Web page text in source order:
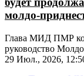
молдо-
Глава МИД ПМР
руководство
Приднестровьем
29 Июл., 2026,